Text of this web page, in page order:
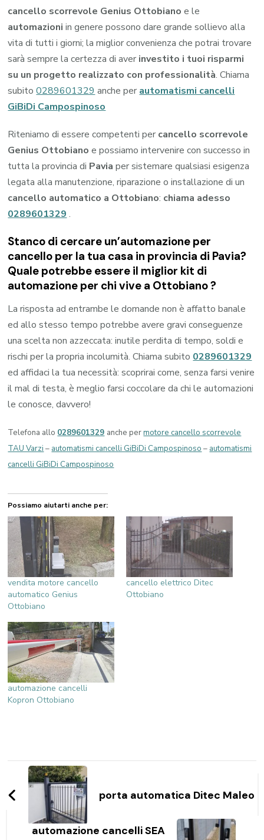
cancello scorrevole Genius Ottobiano e le
automazioni in genere possono dare grande sollievo alla
vita di tutti i giorni; la miglior convenienza che potrai trovare
sarà sempre la certezza di aver investito i tuoi risparmi
su un progetto realizzato con professionalità. Chiama
subito0289601329 anche per automatismi cancelli
GiBiDi Campospinoso
Riteniamo di essere competenti per cancello scorrevole
Genius Ottobiano e possiamo intervenire con successo in
tutta la provincia di Pavia per sistemare qualsiasi esigenza
legata alla manutenzione, riparazione o installazione di un
cancello automatico a Ottobiano: chiama adesso
0289601329 .
Stanco di cercare un’automazione per
cancello per la tua casa in provincia di Pavia?
Quale potrebbe essere il miglior kit di
automazione per chi vive a Ottobiano?
La risposta ad entrambe le domande non è affatto banale
ed allo stesso tempo potrebbe avere gravi conseguenze
una scelta non azzeccata: inutile perdita di tempo, soldi e
rischi per la propria incolumità. Chiama subito 0289601329
ed affidaci la tua necessità: scoprirai come, senza farsi venire
il mal di testa, è meglio farsi coccolare da chi le automazioni
le conosce, davvero!
Telefona allo 0289601329 anche permotore cancello scorrevole
TAU Varzi – automatismi cancelli GiBiDi Campospinoso – automatismi
cancelli GiBiDi Campospinoso
Possiamo aiutarti anche per:
vendita motore cancello
automatico Genius
Ottobiano
cancello elettrico Ditec
Ottobiano
automazione cancelli
Kopron Ottobiano
Navigazione
articoli
porta automatica Ditec Maleo
automazione cancelli SEA